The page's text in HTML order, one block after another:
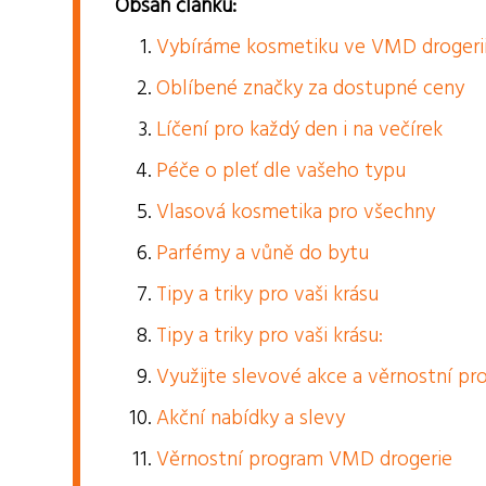
Vybíráme kosmetiku ve VMD drogerii
Oblíbené značky za dostupné ceny
Líčení pro každý den i na večírek
Péče o pleť dle vašeho typu
Vlasová kosmetika pro všechny
Parfémy a vůně do bytu
Tipy a triky pro vaši krásu
Tipy a triky pro vaši krásu:
Využijte slevové akce a věrnostní
Akční nabídky a slevy
Věrnostní program VMD drogerie